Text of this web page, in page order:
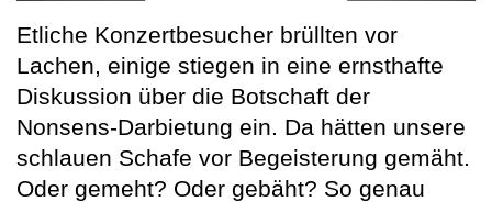
Etliche Konzertbesucher brüllten vor
Lachen, einige stiegen in eine ernsthafte
Diskussion über die Botschaft der
Nonsens-Darbietung ein. Da hätten unsere
schlauen Schafe vor Begeisterung gemäht.
Oder gemeht? Oder gebäht? So genau